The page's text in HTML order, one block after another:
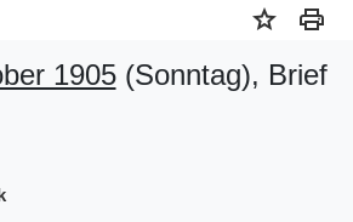
star print
1905(Sonntag), Brief